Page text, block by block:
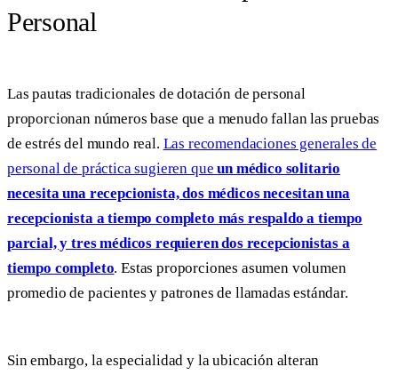
Personal
Las pautas tradicionales de dotación de personal
proporcionan números base que a menudo fallan las pruebas
de estrés del mundo real. Las recomendaciones generales de
personal de práctica sugieren queun médico solitario
necesita una recepcionista, dos médicos necesitan una
recepcionista a tiempo completo más respaldo a tiempo
parcial, y tres médicos requieren dos recepcionistas a
tiempo completo. Estas proporciones asumen volumen
promedio de pacientes y patrones de llamadas estándar.
Sin embargo, la especialidad y la ubicación alteran